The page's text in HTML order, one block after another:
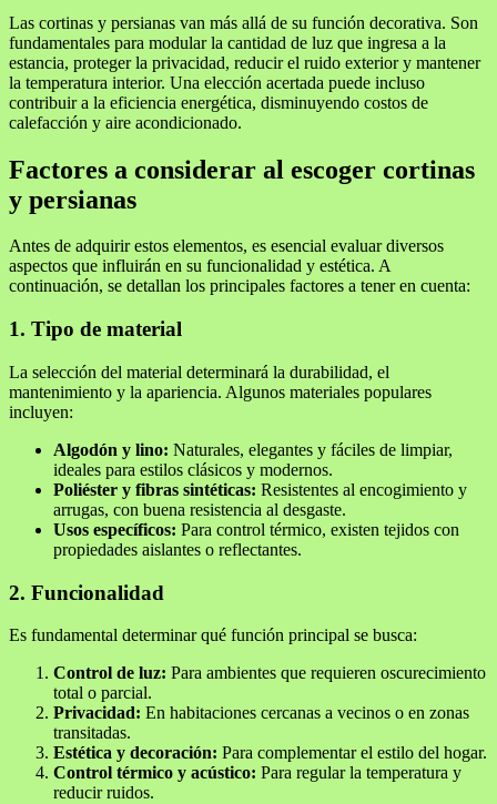
Las cortinas y persianas van más allá de su función decorativa. Son
fundamentales para modular la cantidad de luz que ingresa a la
estancia, proteger la privacidad, reducir el ruido exterior y mantener
la temperatura interior. Una elección acertada puede incluso
contribuir a la eficiencia energética, disminuyendo costos de
calefacción y aire acondicionado.
Factores a considerar al escoger cortinas
y persianas
Antes de adquirir estos elementos, es esencial evaluar diversos
aspectos que influirán en su funcionalidad y estética. A
continuación, se detallan los principales factores a tener en cuenta:
1. Tipo de material
La selección del material determinará la durabilidad, el
mantenimiento y la apariencia. Algunos materiales populares
incluyen:
Algodón y lino: Naturales, elegantes y fáciles de limpiar,
ideales para estilos clásicos y modernos.
Poliéster y fibras sintéticas: Resistentes al encogimiento y
arrugas, con buena resistencia al desgaste.
Usos específicos: Para control térmico, existen tejidos con
propiedades aislantes o reflectantes.
2. Funcionalidad
Es fundamental determinar qué función principal se busca:
Control de luz: Para ambientes que requieren oscurecimiento
total o parcial.
Privacidad: En habitaciones cercanas a vecinos o en zonas
transitadas.
Estética y decoración: Para complementar el estilo del hogar.
Control térmico y acústico: Para regular la temperatura y
reducir ruidos.